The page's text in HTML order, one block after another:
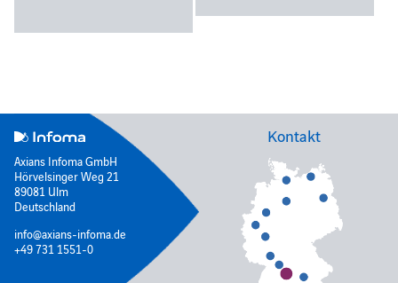
Axians Infoma GmbH
Hörvelsinger Weg 21
89081 Ulm
Deutschland
info@axians-infoma.de
+49 731 1551-0
Kontakt